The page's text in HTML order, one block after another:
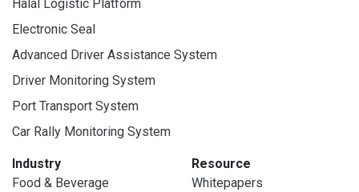
Halal Logistic Platform
Electronic Seal
Advanced Driver Assistance System
Driver Monitoring System
Port Transport System
Car Rally Monitoring System
Industry
Food & Beverage
Resource
Whitepapers